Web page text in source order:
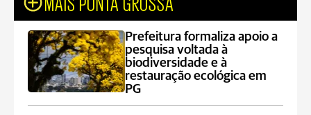
Prefeitura formaliza apoio a
pesquisa voltada à
biodiversidade e à
restauração ecológica em
PG